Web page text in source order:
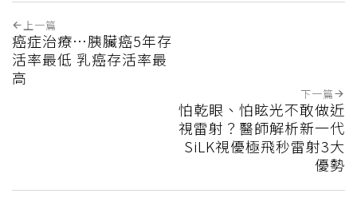
上一篇
癌症治療…胰臟癌5年存
活率最低 乳癌存活率最
高
下一篇
怕乾眼、怕眩光不敢做近
視雷射？醫師解析新一代
SiLK視優極飛秒雷射3大
優勢